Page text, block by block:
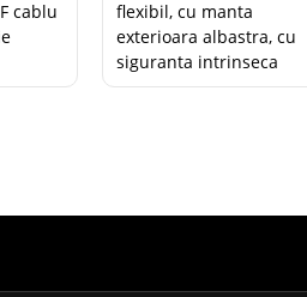
cablu
flexibil, cu manta
exterioara albastra, cu
siguranta intrinseca